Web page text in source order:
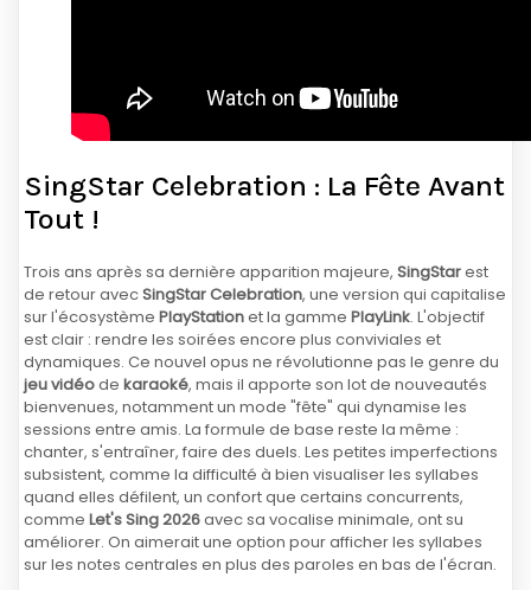
SingStar Celebration : La Fête Avant
Tout !
Trois ans après sa dernière apparition majeure, SingStarest
de retour avecSingStar Celebration, une version qui capitalise
sur l'écosystème PlayStationet la gamme PlayLink. L'objectif
est clair : rendre les soirées encore plus conviviales et
dynamiques. Ce nouvel opus ne révolutionne pas le genre du
jeu vidéode karaoké, mais il apporte son lot de nouveautés
bienvenues, notamment un mode "fête" qui dynamise les
sessions entre amis. La formule de base reste la même :
chanter, s'entraîner, faire des duels. Les petites imperfections
subsistent, comme la difficulté à bien visualiser les syllabes
quand elles défilent, un confort que certains concurrents,
comme Let's Sing 2026avec sa vocalise minimale, ont su
améliorer. On aimerait une option pour afficher les syllabes
sur les notes centrales en plus des paroles en bas de l'écran.